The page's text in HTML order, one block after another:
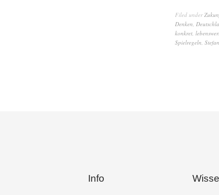
Filed under
Denken,
konkret,
Spielregeln, Stefan
Info